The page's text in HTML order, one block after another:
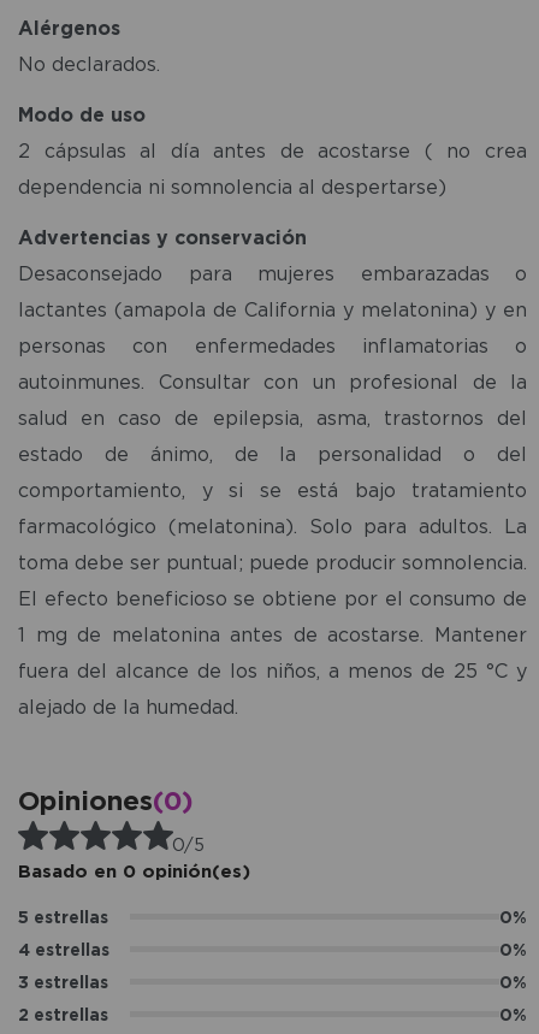
Alérgenos
No declarados.
Modo de uso
2 cápsulas al día antes de acostarse ( no crea
dependencia ni somnolencia al despertarse)
Advertencias y conservación
Desaconsejado para mujeres embarazadas o
lactantes (amapola de California y melatonina) y en
personas con enfermedades inflamatorias o
autoinmunes. Consultar con un profesional de la
salud en caso de epilepsia, asma, trastornos del
estado de ánimo, de la personalidad o del
comportamiento, y si se está bajo tratamiento
farmacológico (melatonina). Solo para adultos. La
toma debe ser puntual; puede producir somnolencia.
El efecto beneficioso se obtiene por el consumo de
1 mg de melatonina antes de acostarse. Mantener
fuera del alcance de los niños, a menos de 25 °C y
alejado de la humedad.
Opiniones(0)
0/5
Basado en 0 opinión(es)
5 estrellas
0%
4 estrellas
0%
3 estrellas
0%
2 estrellas
0%